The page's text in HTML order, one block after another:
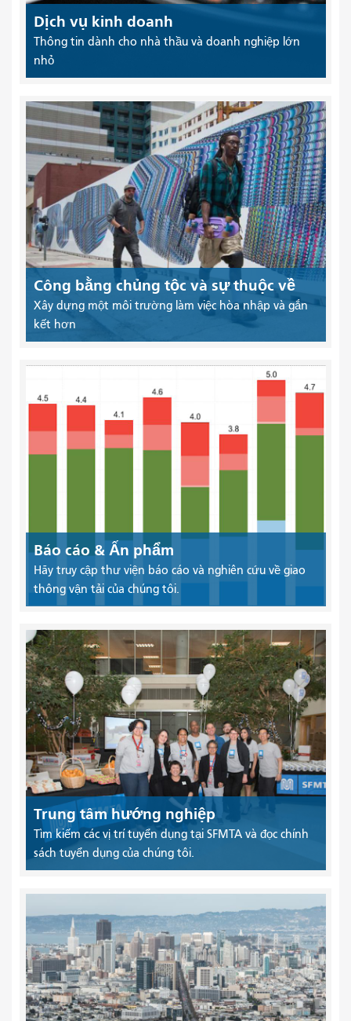
Dịch vụ kinh doanh
Thông tin dành cho nhà thầu và doanh nghiệp lớn
nhỏ
Công bằng chủng tộc và sự thuộc về
Xây dựng một môi trường làm việc hòa nhập và gắn
kết hơn
Báo cáo & Ấn phẩm
Hãy truy cập thư viện báo cáo và nghiên cứu về giao
thông vận tải của chúng tôi.
Trung tâm hướng nghiệp
Tìm kiếm các vị trí tuyển dụng tại SFMTA và đọc chính
sách tuyển dụng của chúng tôi.